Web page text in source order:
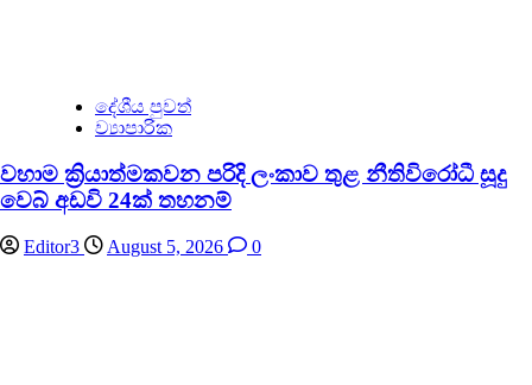
දේශීය පුවත්
ව්‍යාපාරික
වහාම ක්‍රියාත්මකවන පරිදි ලංකාව තුළ නීතිවිරෝධී සූදු
වෙබ් අඩවි 24ක් තහනම්
Editor3 August 5, 2026 0